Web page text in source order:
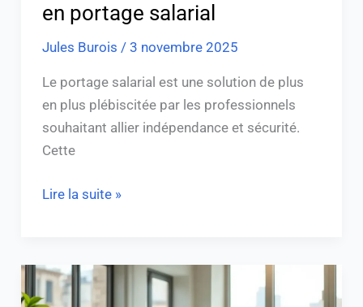
en portage salarial
Jules Burois / 3 novembre 2025
Le portage salarial est une solution de plus
en plus plébiscitée par les professionnels
souhaitant allier indépendance et sécurité.
Cette
Lire la suite »
Guide
complet